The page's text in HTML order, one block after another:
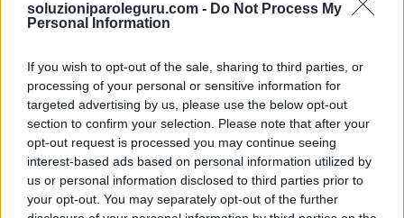
soluzioniparoleguru.com - Do Not Process My
Personal Information
If you wish to opt-out of the sale, sharing to third parties, or
processing of your personal or sensitive information for
targeted advertising by us, please use the below opt-out
section to confirm your selection. Please note that after your
opt-out request is processed you may continue seeing
interest-based ads based on personal information utilized by
us or personal information disclosed to third parties prior to
your opt-out. You may separately opt-out of the further
SFIDA QUOTIDIANA
Ricerca per lettere. Inserisci tutte le